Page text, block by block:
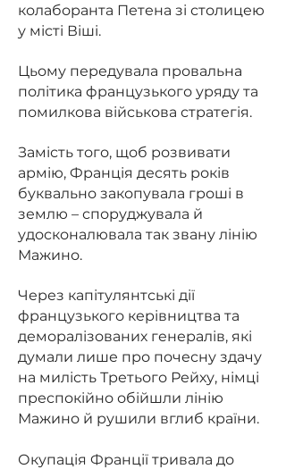
колаборанта Петена зі столицею
у місті Віші.
Цьому передувала провальна
політика французького уряду та
помилкова військова стратегія.
Замість того, щоб розвивати
армію, Франція десять років
буквально закопувала гроші в
землю – споруджувала й
удосконалювала так звану лінію
Мажино.
Через капітулянтські дії
французького керівництва та
деморалізованих генералів, які
думали лише про почесну здачу
на милість Третього Рейху, німці
преспокійно обійшли лінію
Мажино й рушили вглиб країни.
Окупація Франції тривала до